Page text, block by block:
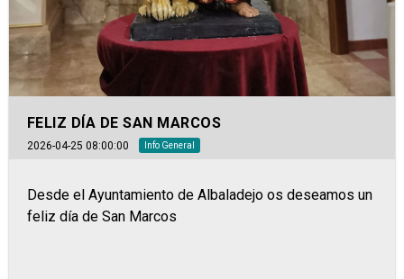
FELIZ DÍA DE SAN MARCOS
2026-04-25 08:00:00 Info General
Desde el Ayuntamiento de Albaladejo os deseamos un
feliz día de San Marcos